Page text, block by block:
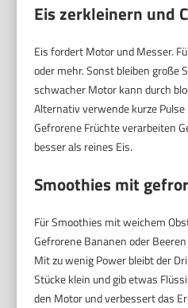
Eis zerkleinern und
Eis fordert Motor und Messer.
oder mehr. Sonst bleiben große
schwacher Motor kann durch
Alternativ verwende kurze
Gefrorene Früchte verarbeiten
besser als reines Eis.
Smoothies mit
Für Smoothies mit weichem
Gefrorene Bananen oder
Mit zu wenig Power bleibt der
Stücke klein und gib etwas
den Motor und verbessert das